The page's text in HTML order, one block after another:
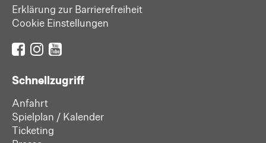
Erklärung zur Barrierefreiheit
Cookie Einstellungen
Schnellzugriff
Anfahrt
Spielplan / Kalender
Ticketing